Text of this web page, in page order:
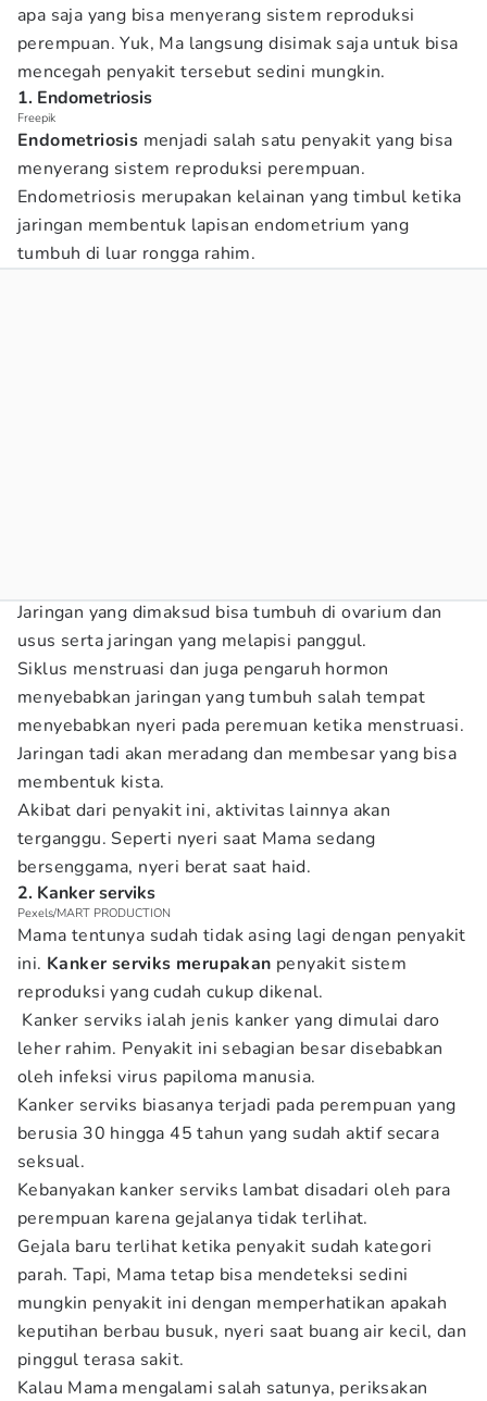
apa saja yang bisa menyerang sistem reproduksi
perempuan. Yuk, Ma langsung disimak saja untuk bisa
mencegah penyakit tersebut sedini mungkin.
1. Endometriosis
Freepik
Endometriosis menjadi salah satu penyakit yang bisa
menyerang sistem reproduksi perempuan.
Endometriosis merupakan kelainan yang timbul ketika
jaringan membentuk lapisan endometrium yang
tumbuh di luar rongga rahim.
Jaringan yang dimaksud bisa tumbuh di ovarium dan
usus serta jaringan yang melapisi panggul.
Siklus menstruasi dan juga pengaruh hormon
menyebabkan jaringan yang tumbuh salah tempat
menyebabkan nyeri pada peremuan ketika menstruasi.
Jaringan tadi akan meradang dan membesar yang bisa
membentuk kista.
Akibat dari penyakit ini, aktivitas lainnya akan
terganggu. Seperti nyeri saat Mama sedang
bersenggama, nyeri berat saat haid.
2. Kanker serviks
Pexels/MART PRODUCTION
Mama tentunya sudah tidak asing lagi dengan penyakit
ini. Kanker serviks merupakan penyakit sistem
reproduksi yang cudah cukup dikenal.
Kanker serviks ialah jenis kanker yang dimulai daro
leher rahim. Penyakit ini sebagian besar disebabkan
oleh infeksi virus papiloma manusia.
Kanker serviks biasanya terjadi pada perempuan yang
berusia 30 hingga 45 tahun yang sudah aktif secara
seksual.
Kebanyakan kanker serviks lambat disadari oleh para
perempuan karena gejalanya tidak terlihat.
Gejala baru terlihat ketika penyakit sudah kategori
parah. Tapi, Mama tetap bisa mendeteksi sedini
mungkin penyakit ini dengan memperhatikan apakah
keputihan berbau busuk, nyeri saat buang air kecil, dan
pinggul terasa sakit.
Kalau Mama mengalami salah satunya, periksakan